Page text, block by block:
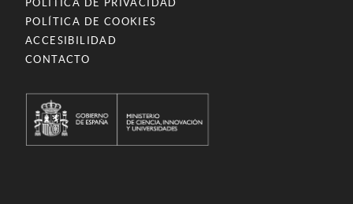
POLÍTICA DE PRIVACIDAD
POLÍTICA DE COOKIES
ACCESIBILIDAD
CONTACTO